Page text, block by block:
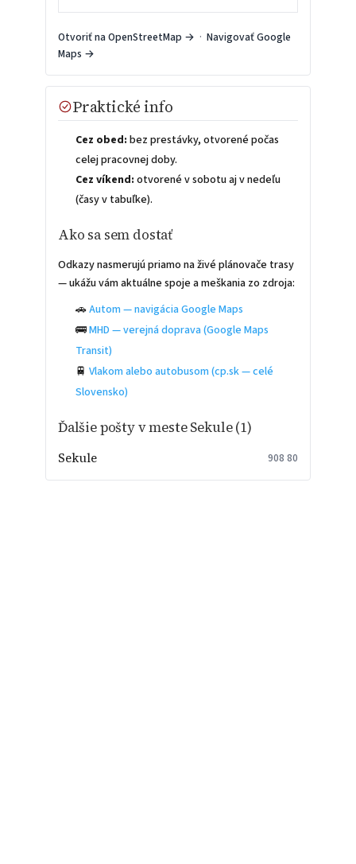
Otvoriť na OpenStreetMap → · Navigovať Google
Maps →
Praktické info
Cez obed: bez prestávky, otvorené počas
celej pracovnej doby.
Cez víkend: otvorené v sobotu aj v nedeľu
(časy v tabuľke).
Ako sa sem dostať
Odkazy nasmerujú priamo na živé plánovače trasy
— ukážu vám aktuálne spoje a meškania zo zdroja:
🚗Autom — navigácia Google Maps
🚌MHD — verejná doprava (Google Maps
Transit)
🚆Vlakom alebo autobusom (cp.sk — celé
Slovensko)
Ďalšie pošty v meste Sekule (1)
Sekule 908 80